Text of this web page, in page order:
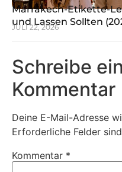
Marrakech-Etikette-
und Lassen Sollten
JULI 22, 2026
Schreibe
Kommentar
Deine E-Mail-Adresse
Erforderliche Felder
Kommentar *